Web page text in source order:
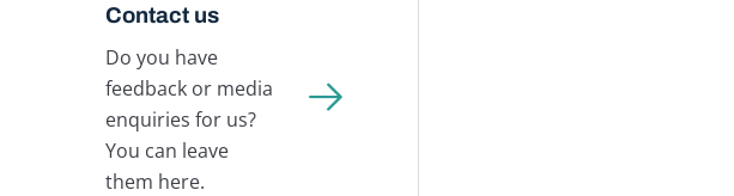
Contact us
Do you have
feedback or media
enquiries for us?
You can leave
them here.